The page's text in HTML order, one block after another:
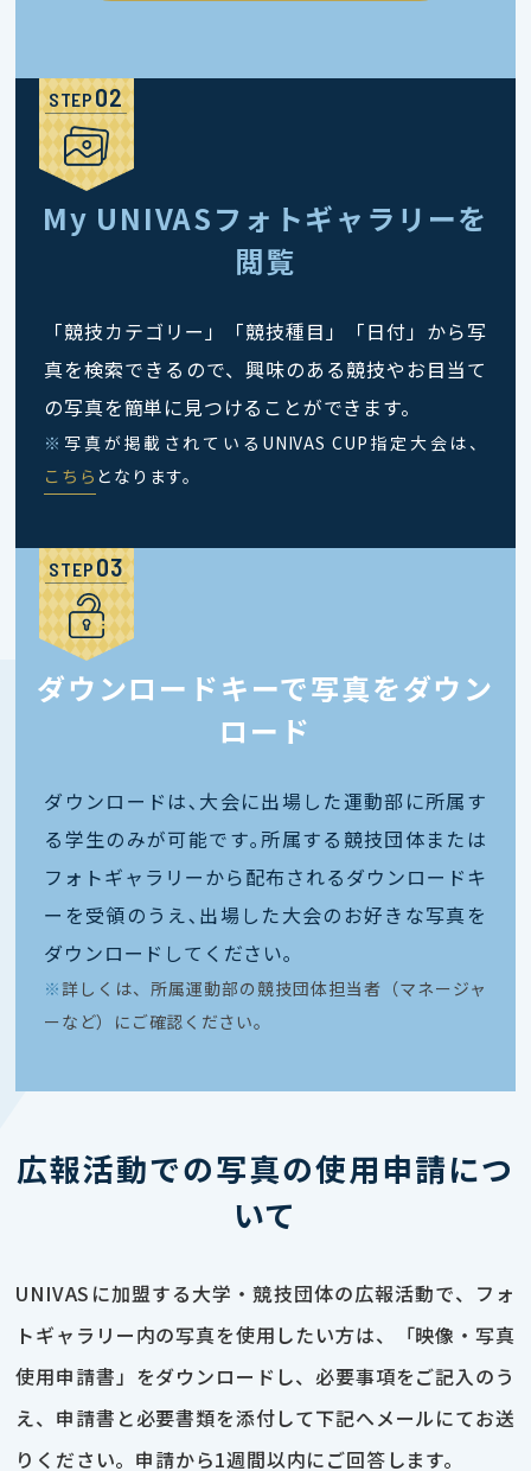
STEP
My UNIVASフォトギャラリーを
閲覧
「競技カテゴリー」「競技種目」「日付」から写
真を検索できるので、興味のある競技やお目当て
の写真を簡単に見つけることができます。
※ 写真が掲載されているUNIVAS CUP指定大会は、
こちら となります。
STEP
ダウンロードキーで写真をダウン
ロード
ダウンロードは､大会に出場した運動部に所属す
る学生のみが可能です｡所属する競技団体または
フォトギャラリーから配布されるダウンロードキ
ーを受領のうえ､出場した大会のお好きな写真を
ダウンロードしてください｡
※ 詳しくは、所属運動部の競技団体担当者（マネージャ
ーなど）にご確認ください。
広報活動での写真の使用申請につ
いて
UNIVASに加盟する大学・競技団体の広報活動で、フォ
トギャラリー内の写真を使用したい方は、「映像・写真
使用申請書」をダウンロードし、必要事項をご記入のう
え、申請書と必要書類を添付して下記へメールにてお送
りください。申請から1週間以内にご回答します。